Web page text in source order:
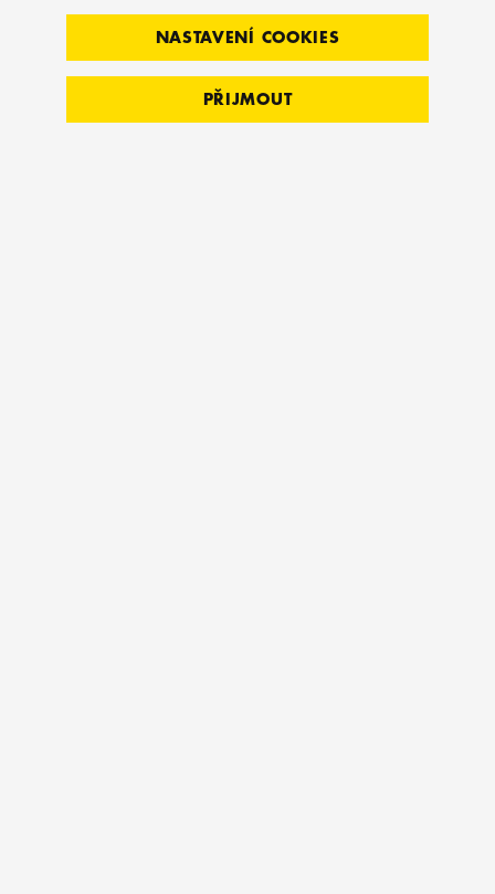
NASTAVENÍ COOKIES
PŘIJMOUT